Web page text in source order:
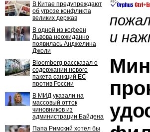
В Китае предупреждают
об угрозе конфликта
великих держав
В одной из кофеен
Львова неожиданно
появилась Анджелина
Джоли
Bloomberg рассказал о
содержании нового
пакета санкций ЕС
против России
В МИД указали на
массовый отток
чиновников из
администрации Байдена
Папа Римский хотел бы
и